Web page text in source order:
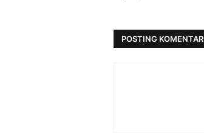
POSTING KOMENTAR